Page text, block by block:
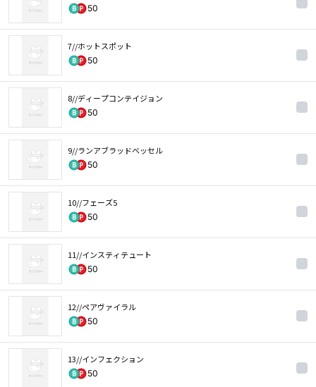
50
7//ホットスポット
50
8//ディープコンテイジョン
50
9//ランアブラッドベッセル
50
10//フェーズ5
50
11//インスティテュート
50
12//ペアヴァイラル
50
13//インフェクション
50